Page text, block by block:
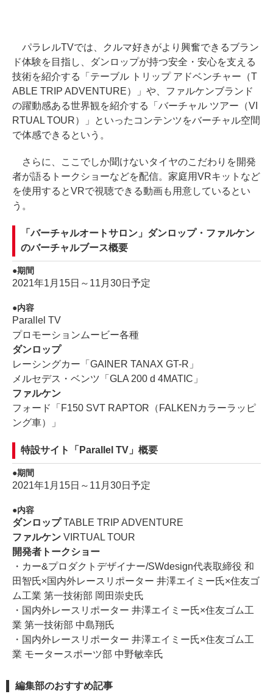
パラレルTVでは、クルマ好きがより興奮できるブラン
ド体験を目指し、ダンロップが持つ安全・安心を支える
技術を紹介する「テーブル トリップ アドベンチャー（T
ABLE TRIP ADVENTURE）」や、ファルケンブランド
の躍動感ある世界観を紹介する「バーチャル ツアー（VI
RTUAL TOUR）」といったコンテンツをバーチャル空間
で体感できるという。
さらに、ここでしか聞けないタイヤのこだわりを開発
者が語るトークショーなどを配信。家庭用VRキットなど
を使用するとVRで視聴できる動画も用意しているとい
う。
「バーチャルオートサロン」ダンロップ・ファルケン
のバーチャルブース概要
期間
2021年1月15日～11月30日予定
内容
Parallel TV
プロモーションムービー各種
ダンロップ
レーシングカー「GAINER TANAX GT-R」
メルセデス・ベンツ「GLA 200 d 4MATIC」
ファルケン
フォード「F150 SVT RAPTOR（FALKENカラーラッピ
ング車）」
特設サイト「Parallel TV」概要
期間
2021年1月15日～11月30日予定
内容
ダンロップTABLE TRIP ADVENTURE
ファルケン VIRTUAL TOUR
開発者トークショー
・カー&プロダクトデザイナー/SWdesign代表取締役 和
田智氏×国内外レースリポーター 井澤エイミー氏×住友ゴ
ム工業 第一技術部 岡田崇史氏
・国内外レースリポーター 井澤エイミー氏×住友ゴム工
業 第一技術部 中島翔氏
・国内外レースリポーター 井澤エイミー氏×住友ゴム工
業 モータースポーツ部 中野敏幸氏
編集部のおすすめ記事